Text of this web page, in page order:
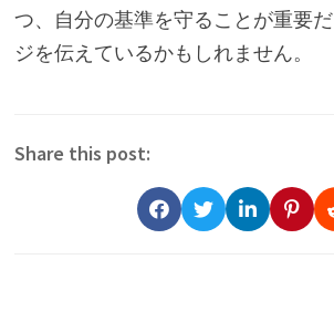
つ、自分の基準を守ることが重要
ジを伝えているかもしれません。
Share this post: